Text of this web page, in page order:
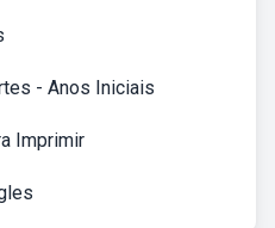
- Anos Iniciais
Imprimir